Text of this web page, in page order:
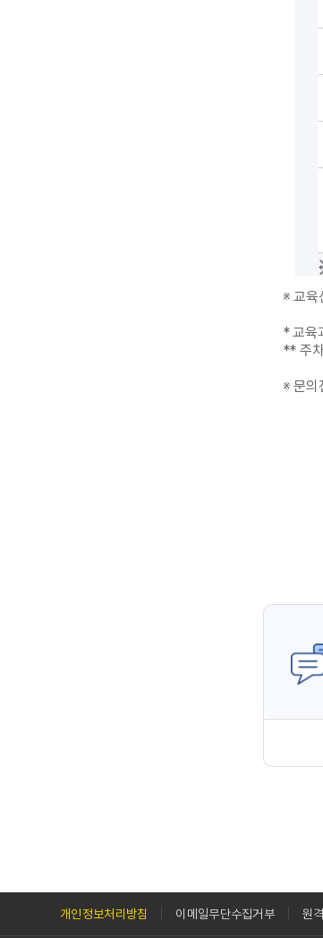
※ 교
* 교육
** 주
※ 문
개인정보처리방침 이메일무단수집거부 원